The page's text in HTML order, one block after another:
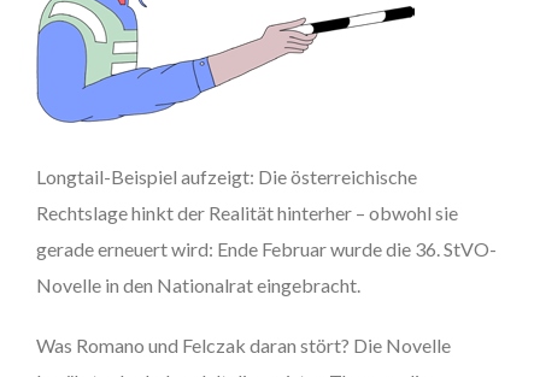
Longtail-Beispiel aufzeigt: Die österreichische
Rechtslage hinkt der Realität hinterher – obwohl sie
gerade erneuert wird: Ende Februar wurde die 36. StVO-
Novelle in den Nationalrat eingebracht.
Was Romano und Felczak daran stört? Die Novelle